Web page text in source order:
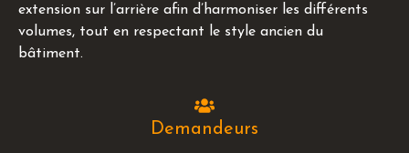
extension sur l’arrière afin d’harmoniser les différents
volumes, tout en respectant le style ancien du
bâtiment.
Demandeurs